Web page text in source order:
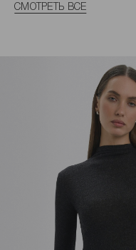
СМОТРЕТЬ ВСЕ